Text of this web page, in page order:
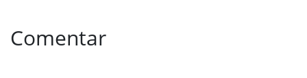
Comentar